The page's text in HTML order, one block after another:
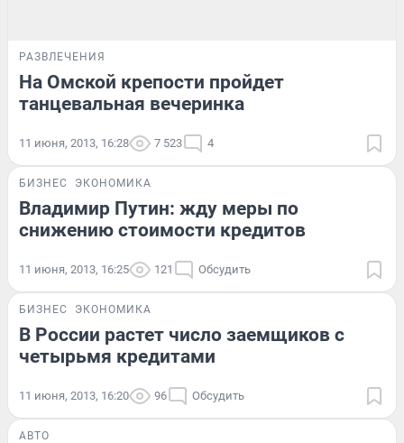
РАЗВЛЕЧЕНИЯ
На Омской крепости пройдет
танцевальная вечеринка
11 июня, 2013, 16:28 7 523 4
БИЗНЕС ЭКОНОМИКА
Владимир Путин: жду меры по
снижению стоимости кредитов
11 июня, 2013, 16:25 121 Обсудить
БИЗНЕС ЭКОНОМИКА
В России растет число заемщиков с
четырьмя кредитами
11 июня, 2013, 16:20 96 Обсудить
АВТО